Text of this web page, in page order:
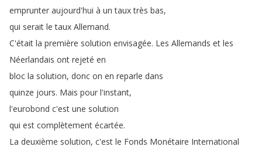
emprunter aujourd'hui à un taux très bas,
qui serait le taux Allemand.
C'était la première solution envisagée. Les Allemands et les
Néerlandais ont rejeté en
bloc la solution, donc on en reparle dans
quinze jours. Mais pour l'instant,
l'eurobond c'est une solution
qui est complètement écartée.
La deuxième solution, c'est le Fonds Monétaire International